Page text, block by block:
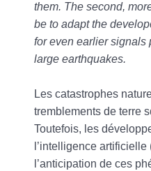
them. The second,
be to adapt the
for even earlier signals
large earthquakes.
Les catastrophes
tremblements de terre
Toutefois, les
l’intelligence
l’anticipation de ces